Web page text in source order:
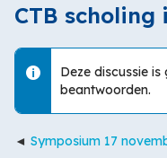
CTB scholing
Deze discussie
beantwoorden.
Symposium 17